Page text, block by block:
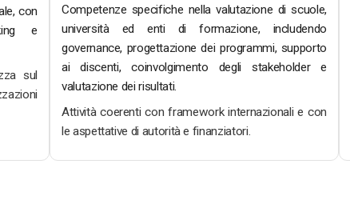
con
e
sul
Competenze specifiche nella valutazione di scuole,
università ed enti di formazione, includendo
governance, progettazione dei programmi, supporto
ai discenti, coinvolgimento degli stakeholder e
valutazione dei risultati.
Attività coerenti con framework internazionali e con
le aspettative di autorità e finanziatori.